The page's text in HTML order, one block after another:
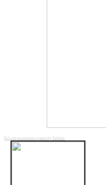
FaLang translation system by Faboba